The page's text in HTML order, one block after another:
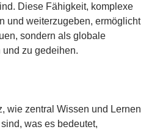
Diese Fähigkeit, komplexe
und weiterzugeben, ermöglicht
sondern als globale
zu gedeihen.
wie zentral Wissen und Lernen
was es bedeutet,